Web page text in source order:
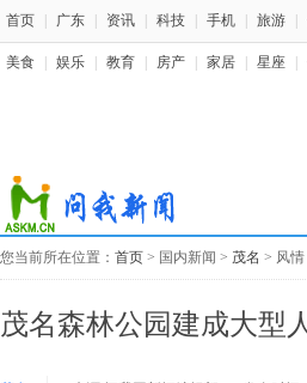
首页 广东 资讯 科技 手机 旅游
美食 娱乐 教育 房产 家居 星座
您当前所在位置： 首页 > 国内新闻 > 茂名 > 风
茂名森林公园建成大型